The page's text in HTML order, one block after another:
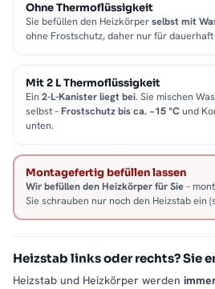
Ohne Thermoflüssigkeit
Sie befüllen den Heizkörperselbst mit
ohne Frostschutz, daher nur für
Mit 2 L Thermoflüssigkeit
Ein 2-L-Kanister liegt bei. Sie mischen
selbst –Frostschutz bis ca. −15 °Cund
unten.
Montagefertig befüllen lassen
Wir befüllen den Heizkörper für Sie–
Sie schrauben nur noch den Heizstab ein
Heizstab links oder rechts? Sie
Heizstab und Heizkörper werden